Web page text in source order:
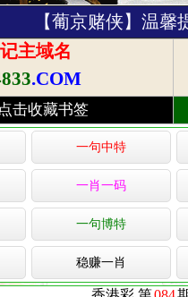
【葡京赌侠】温馨
主域名
.COM
点击收藏书签
一句中特
一肖一码
一句博特
稳赚一肖